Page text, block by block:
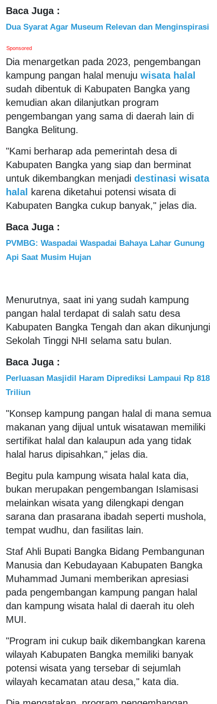
Baca Juga :
Dua Syarat Agar Museum Relevan dan Menginspirasi
Sponsored
Dia menargetkan pada 2023, pengembangan
kampung pangan halal menuju wisata halal
sudah dibentuk di Kabupaten Bangka yang
kemudian akan dilanjutkan program
pengembangan yang sama di daerah lain di
Bangka Belitung.
"Kami berharap ada pemerintah desa di
Kabupaten Bangka yang siap dan berminat
untuk dikembangkan menjadi destinasi wisata
halal
karena diketahui potensi wisata di
Kabupaten Bangka cukup banyak," jelas dia.
Baca Juga :
PVMBG: Waspadai Waspadai Bahaya Lahar Gunung
Api Saat Musim Hujan
Menurutnya, saat ini yang sudah kampung
pangan halal terdapat di salah satu desa
Kabupaten Bangka Tengah dan akan dikunjungi
Sekolah Tinggi NHI selama satu bulan.
Baca Juga :
Perluasan Masjidil Haram Diprediksi Lampaui Rp 818
Triliun
"Konsep kampung pangan halal di mana semua
makanan yang dijual untuk wisatawan memiliki
sertifikat halal dan kalaupun ada yang tidak
halal harus dipisahkan," jelas dia.
Begitu pula kampung wisata halal kata dia,
bukan merupakan pengembangan Islamisasi
melainkan wisata yang dilengkapi dengan
sarana dan prasarana ibadah seperti mushola,
tempat wudhu, dan fasilitas lain.
Staf Ahli Bupati Bangka Bidang Pembangunan
Manusia dan Kebudayaan Kabupaten Bangka
Muhammad Jumani memberikan apresiasi
pada pengembangan kampung pangan halal
dan kampung wisata halal di daerah itu oleh
MUI.
"Program ini cukup baik dikembangkan karena
wilayah Kabupaten Bangka memiliki banyak
potensi wisata yang tersebar di sejumlah
wilayah kecamatan atau desa," kata dia.